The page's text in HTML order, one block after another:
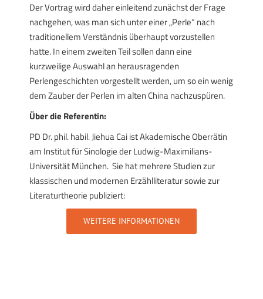
Der Vortrag wird daher einleitend zunächst der Frage
nachgehen, was man sich unter einer „Perle“ nach
traditionellem Verständnis überhaupt vorzustellen
hatte. In einem zweiten Teil sollen dann eine
kurzweilige Auswahl an herausragenden
Perlengeschichten vorgestellt werden, um so ein wenig
dem Zauber der Perlen im alten China nachzuspüren.
Über die Referentin:
PD Dr. phil. habil. Jiehua Cai ist Akademische Oberrätin
am Institut für Sinologie der Ludwig-Maximilians-
Universität München. Sie hat mehrere Studien zur
klassischen und modernen Erzählliteratur sowie zur
Literaturtheorie publiziert:
WEITERE INFORMATIONEN